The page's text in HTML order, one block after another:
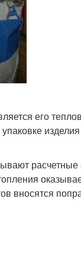
его
вносятся